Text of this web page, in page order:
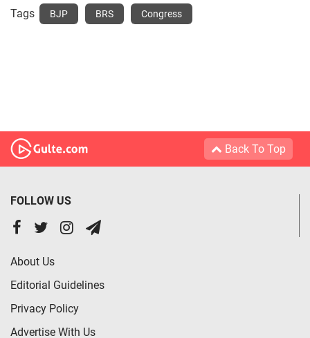
Tags BJP BRS Congress
Back To Top
FOLLOW US
About Us
Editorial Guidelines
Privacy Policy
Advertise With Us